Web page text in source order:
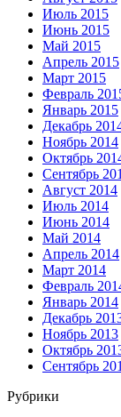
Июль 2015
Июнь 2015
Май 2015
Апрель 2015
Март 2015
Февраль
Январь 2015
Декабрь
Ноябрь 2014
Октябрь
Сентябрь
Август 2014
Июль 2014
Июнь 2014
Май 2014
Апрель 2014
Март 2014
Февраль
Январь 2014
Декабрь
Ноябрь 2013
Октябрь
Сентябрь
Рубрики